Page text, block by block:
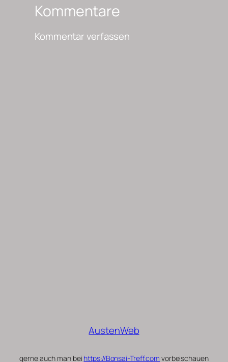
Kommentare
Kommentar verfassen
AustenWeb
gerne auch man bei https://Bonsai-Treff.com vorbeischauen